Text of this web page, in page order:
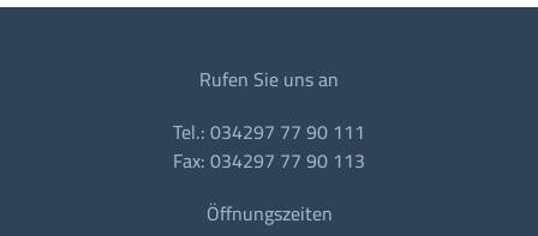
Rufen Sie uns an
Tel.: 034297 77 90 111
Fax: 034297 77 90 113
Öffnungszeiten